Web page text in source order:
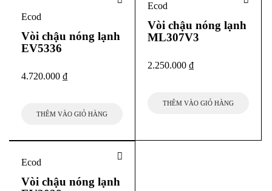
Nhờ thông số kỹ thuật được tính toán kỹ lưỡng,
nhau, đảm bảo dòng chảy ổn định và êm ái trong quá trình sử
EV0025 củaECODchính là thiết kế vòi cao chuyên dụng cho
Ecod
Vòi chậu nóng lạnh
EV5336
4.720.000 ₫
THÊM VÀO GIỎ HÀNG
Ecod
Vòi chậu nóng lạnh
ML307V3
2.250.000 ₫
THÊM VÀO GIỎ HÀNG
Ecod
Vòi chậu nóng lạnh